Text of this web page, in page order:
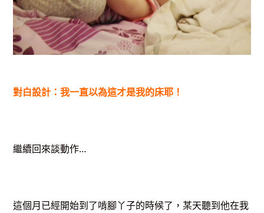
對白設計：我一直以為這才是我的床耶！
繼續回來談動作…
這個月已經開始到了啃腳丫子的時候了，某天聽到他在我